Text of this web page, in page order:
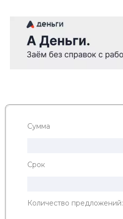
Сумма
Срок
Количество предложений: